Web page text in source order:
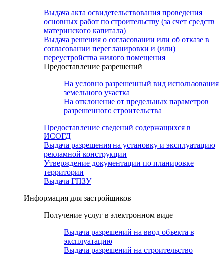
Выдача акта освидетельствования проведения
основных работ по строительству (за счет средств
материнского капитала)
Выдача решения о согласовании или об отказе в
согласовании перепланировки и (или)
переустройства жилого помещения
Предоставление разрешений
На условно разрешенный вид использования
земельного участка
На отклонение от предельных параметров
разрешенного строительства
Предоставление сведений содержащихся в
ИСОГД
Выдача разрешения на установку и эксплуатацию
рекламной конструкции
Утверждение документации по планировке
территории
Выдача ГПЗУ
Информация для застройщиков
Получение услуг в электронном виде
Выдача разрешений на ввод объекта в
эксплуатацию
Выдача разрешений на строительство